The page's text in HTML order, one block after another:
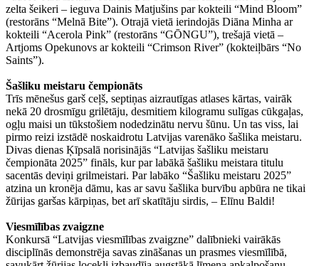
zelta šeikeri – ieguva Dainis Matjušins par kokteili “Mind Bloom”
(restorāns “Melnā Bite”). Otrajā vietā ierindojās Diāna Minha ar
kokteili “Acerola Pink” (restorāns “GŌNGU”), trešajā vietā –
Artjoms Opekunovs ar kokteili “Crimson River” (kokteiļbārs “No
Saints”).
Šašliku meistaru čempionāts
Trīs mēnešus garš ceļš, septiņas aizrautīgas atlases kārtas, vairāk
nekā 20 drosmīgu grilētāju, desmitiem kilogramu sulīgas cūkgaļas,
ogļu maisi un tūkstošiem nodedzinātu nervu šūnu. Un tas viss, lai
pirmo reizi izstādē noskaidrotu Latvijas varenāko šašlika meistaru.
Divas dienas Ķīpsalā norisinājās “Latvijas šašliku meistaru
čempionāta 2025” fināls, kur par labākā šašliku meistara titulu
sacentās deviņi grilmeistari. Par labāko “Šašliku meistaru 2025”
atzina un kronēja dāmu, kas ar savu šašlika burvību apbūra ne tikai
žūrijas garšas kārpiņas, bet arī skatītāju sirdis, – Elīnu Baldi!
Viesmīlības zvaigzne
Konkursā “Latvijas viesmīlības zvaigzne” dalībnieki vairākās
disciplīnās demonstrēja savas zināšanas un prasmes viesmīlībā,